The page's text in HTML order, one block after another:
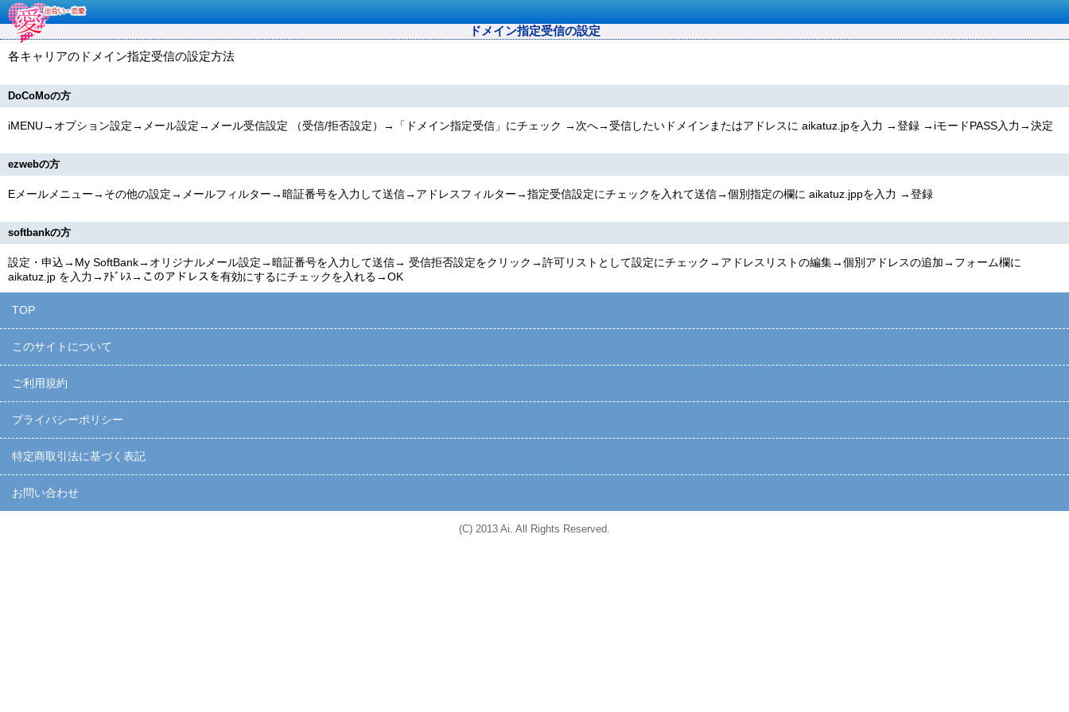
ドメイン指定受信の設定
各キャリアのドメイン指定受信の設定方法
DoCoMoの方
iMENU→オプション設定→メール設定→メール受信設定 （受信/拒否設定）→「ドメイン指定受信」にチェック →次へ→受信したいドメインまたはアドレスに aikatuz.jpを入力 →登録 →iモードPASS入力→決定
ezwebの方
Eメールメニュー→その他の設定→メールフィルター→暗証番号を入力して送信→アドレスフィルター→指定受信設定にチェックを入れて送信→個別指定の欄に aikatuz.jppを入力 →登録
softbankの方
設定・申込→My SoftBank→オリジナルメール設定→暗証番号を入力して送信→ 受信拒否設定をクリック→許可リストとして設定にチェック→アドレスリストの編集→個別アドレスの追加→フォーム欄に
aikatuz.jp を入力→ｱﾄﾞﾚｽ→このアドレスを有効にするにチェックを入れる→OK
TOP
このサイトについて
ご利用規約
プライバシーポリシー
特定商取引法に基づく表記
お問い合わせ
(C) 2013 Ai. All Rights Reserved.